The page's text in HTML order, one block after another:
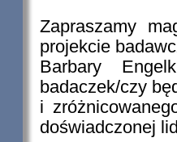
Zapraszamy
projekcie
Barbary
badaczek/czy
i
doświadczonej